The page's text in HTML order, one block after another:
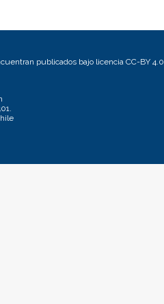
publicados bajo licencia CC-BY 4.0